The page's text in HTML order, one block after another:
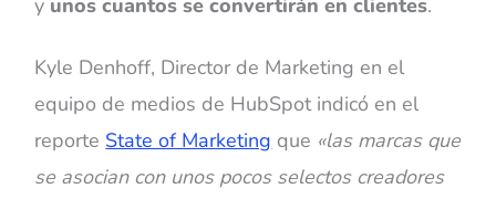
y unos cuantos se convertirán en clientes.
Kyle Denhoff, Director de Marketing en el
equipo de medios de HubSpot indicó en el
reporte State of Marketing que «las marcas que
se asocian con unos pocos selectos creadores